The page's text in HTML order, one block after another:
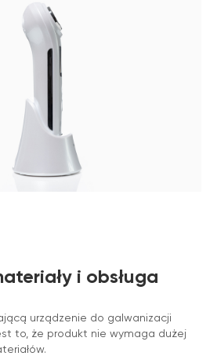
i obsługa
urządzenie do galwanizacji
to, że produkt nie wymaga dużej